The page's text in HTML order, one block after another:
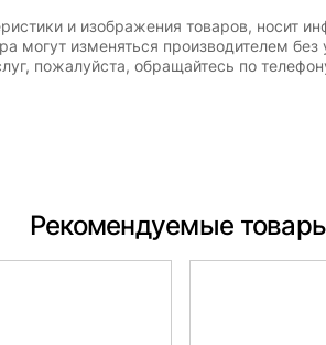
и изображения товаров, носит
могут изменяться производителем
пожалуйста, обращайтесь по
Рекомендуемые